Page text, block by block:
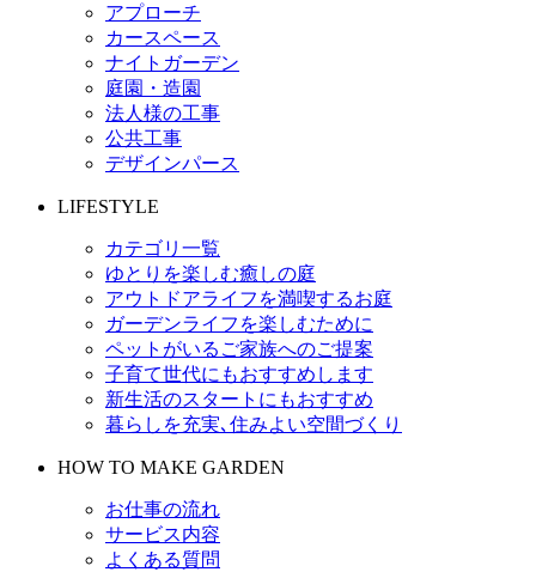
アプローチ
カースペース
ナイトガーデン
庭園・造園
法人様の工事
公共工事
デザインパース
LIFESTYLE
カテゴリ一覧
ゆとりを楽しむ癒しの庭
アウトドアライフを満喫するお庭
ガーデンライフを楽しむために
ペットがいるご家族へのご提案
子育て世代にもおすすめします
新生活のスタートにもおすすめ
暮らしを充実､住みよい空間づくり
HOW TO MAKE GARDEN
お仕事の流れ
サービス内容
よくある質問